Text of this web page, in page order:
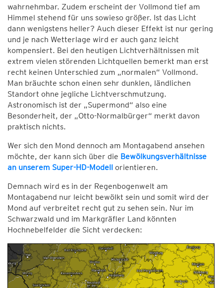
wahrnehmbar. Zudem erscheint der Vollmond tief am
Himmel stehend für uns sowieso größer. Ist das Licht
dann wenigstens heller? Auch dieser Effekt ist nur gering
und je nach Wetterlage wird er auch ganz leicht
kompensiert. Bei den heutigen Lichtverhältnissen mit
extrem vielen störenden Lichtquellen bemerkt man erst
recht keinen Unterschied zum „normalen“ Vollmond.
Man bräuchte schon einen sehr dunklen, ländlichen
Standort ohne jegliche Lichtverschmutzung.
Astronomisch ist der „Supermond“ also eine
Besonderheit, der „Otto-Normalbürger“ merkt davon
praktisch nichts.
Wer sich den Mond dennoch am Montagabend ansehen
möchte, der kann sich über die Bewölkungsverhältnisse
an unserem Super-HD-Modell orientieren.
Demnach wird es in der Regenbogenwelt am
Montagabend nur leicht bewölkt sein und somit wird der
Mond auf verbreitet recht gut zu sehen sein. Nur im
Schwarzwald und im Markgräfler Land könnten
Hochnebelfelder die Sicht verdecken: